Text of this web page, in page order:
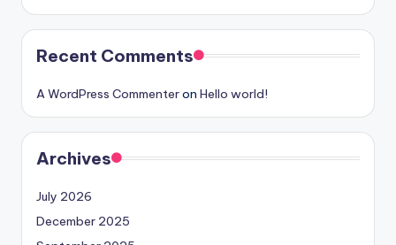
Recent Comments
A WordPress Commenteron Hello world!
Archives
July 2026
December 2025